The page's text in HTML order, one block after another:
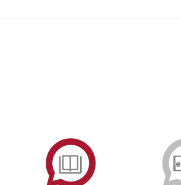
Académicas
Documentação